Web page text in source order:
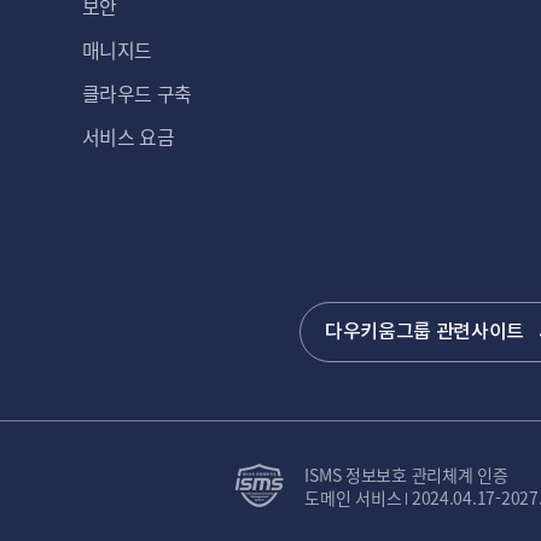
보안
매니지드
클라우드 구축
서비스 요금
다우키움그룹 관련사이트
ISMS 정보보호 관리체계 인증
도메인 서비스 2024.04.17-